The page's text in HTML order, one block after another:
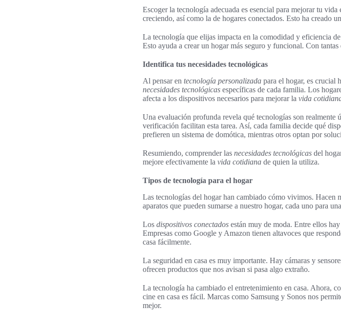
Escoger la tecnología adecuada es esencial para mejorar tu
creciendo, así como la de hogares conectados. Esto ha creado
La tecnología que elijas impacta en la comodidad y eficiencia
Esto ayuda a crear un hogar más seguro y funcional. Con
Identifica tus necesidades tecnológicas
Al pensar en tecnología personalizada para el hogar, es crucial
necesidades tecnológicas específicas de cada familia. Los
afecta a los dispositivos necesarios para mejorar la vida
Una evaluación profunda revela qué tecnologías son realmente
verificación facilitan esta tarea. Así, cada familia decide qué
prefieren un sistema de domótica, mientras otros optan por
Resumiendo, comprender las necesidades tecnológicas del
mejore efectivamente la vida cotidiana de quien la utiliza.
Tipos de tecnología para el hogar
Las tecnologías del hogar han cambiado cómo vivimos. Hacen
aparatos que pueden sumarse a nuestro hogar, cada uno para
Los dispositivos conectados están muy de moda. Entre ellos
Empresas como Google y Amazon tienen altavoces que
casa fácilmente.
La seguridad en casa es muy importante. Hay cámaras y
ofrecen productos que nos avisan si pasa algo extraño.
La tecnología ha cambiado el entretenimiento en casa. Ahora,
cine en casa es fácil. Marcas como Samsung y Sonos nos
mejor.